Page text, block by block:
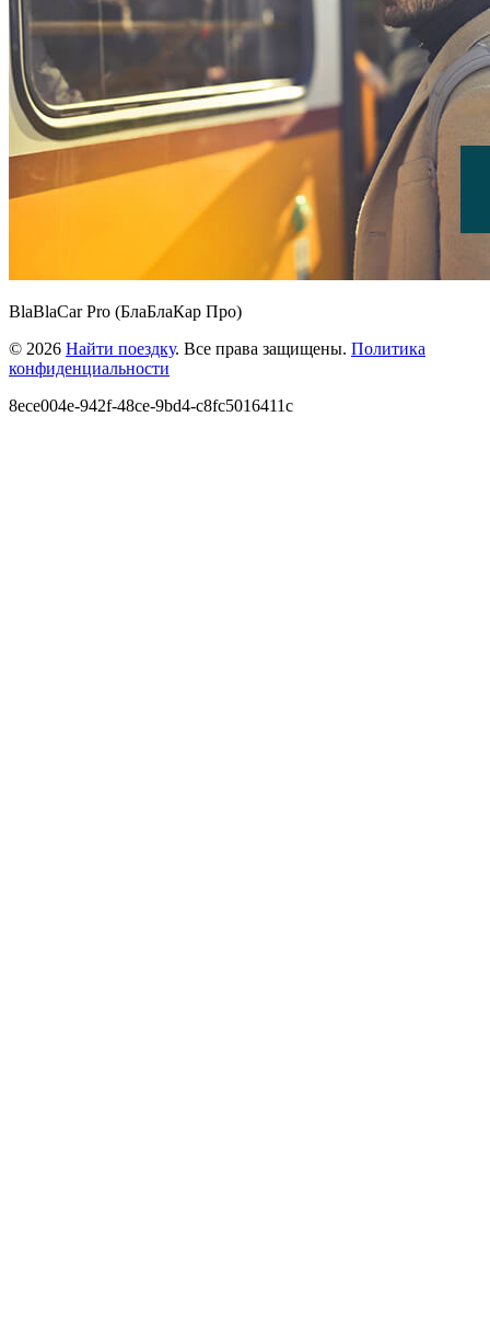
BlaBlaCar Pro (БлаБлаКар Про)
© 2026 Найти поездку. Все права защищены. Политика
конфиденциальности
8ece004e-942f-48ce-9bd4-c8fc5016411c